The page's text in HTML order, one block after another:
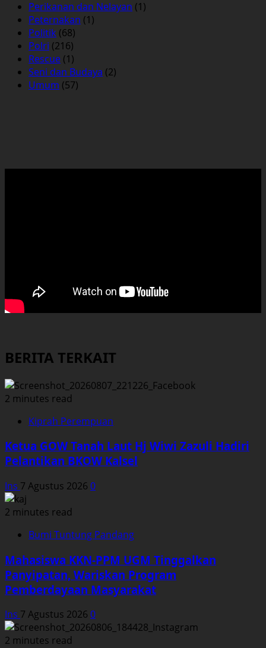
Perikanan dan Nelayan (1)
Peternakan (1)
Politik (68)
Polri (216)
Rescue (1)
Seni dan Budaya (2)
Umum (57)
BERITA TERKAIT
2 minutes read
Kiprah Perempuan
Ketua GOW Tanah Laut Hj Wiwi Zazuli Hadiri
Pelantikan BKOW Kalsel
Ins 7 Agustus 2026 0
2 minutes read
Bumi Tuntung Pandang
Mahasiswa KKN-PPM UGM Tinggalkan
Panyipatan, Wariskan Program
Pemberdayaan Masyarakat
Ins 7 Agustus 2026 0
2 minutes read